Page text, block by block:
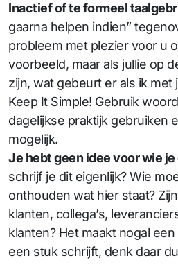
Inactief of te formeel
gaarna helpen indien”
probleem met plezier voor u
voorbeeld, maar als jullie op
zijn, wat gebeurt er als ik met
Keep It Simple! Gebruik
dagelijkse praktijk gebruiken
mogelijk.
Je hebt geen idee voor wie
schrijf je dit eigenlijk? Wie
onthouden wat hier staat?
klanten, collega’s,
klanten? Het maakt nogal
een stuk schrijft, denk daar